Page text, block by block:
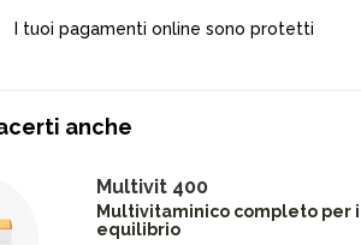
I tuoi pagamenti online sono protetti
anche
Multivit 400
Multivitaminico completo per
equilibrio